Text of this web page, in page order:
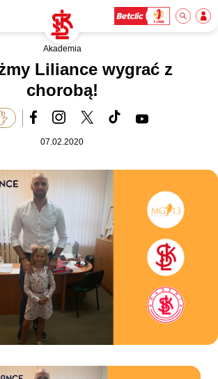
Akademia
Liliance wygrać z
chorobą!
07.02.2020